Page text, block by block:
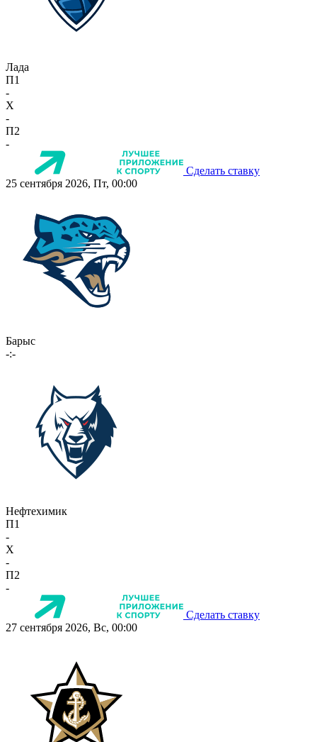
Лада
П1
-
X
-
П2
-
Сделать ставку
25 сентября 2026, Пт, 00:00
Барыс
-:-
Нефтехимик
П1
-
X
-
П2
-
Сделать ставку
27 сентября 2026, Вс, 00:00